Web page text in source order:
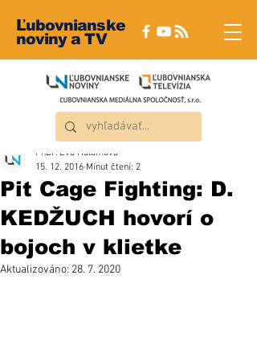
Ľubovnianske
noviny a TV
Pit Cage Fighting: D.
KEDŽUCH hovorí o
bojoch v klietke
PhDr. Eva Halamová
15. 12. 2016 Minut čtení: 2
Aktualizováno: 28. 7. 2020